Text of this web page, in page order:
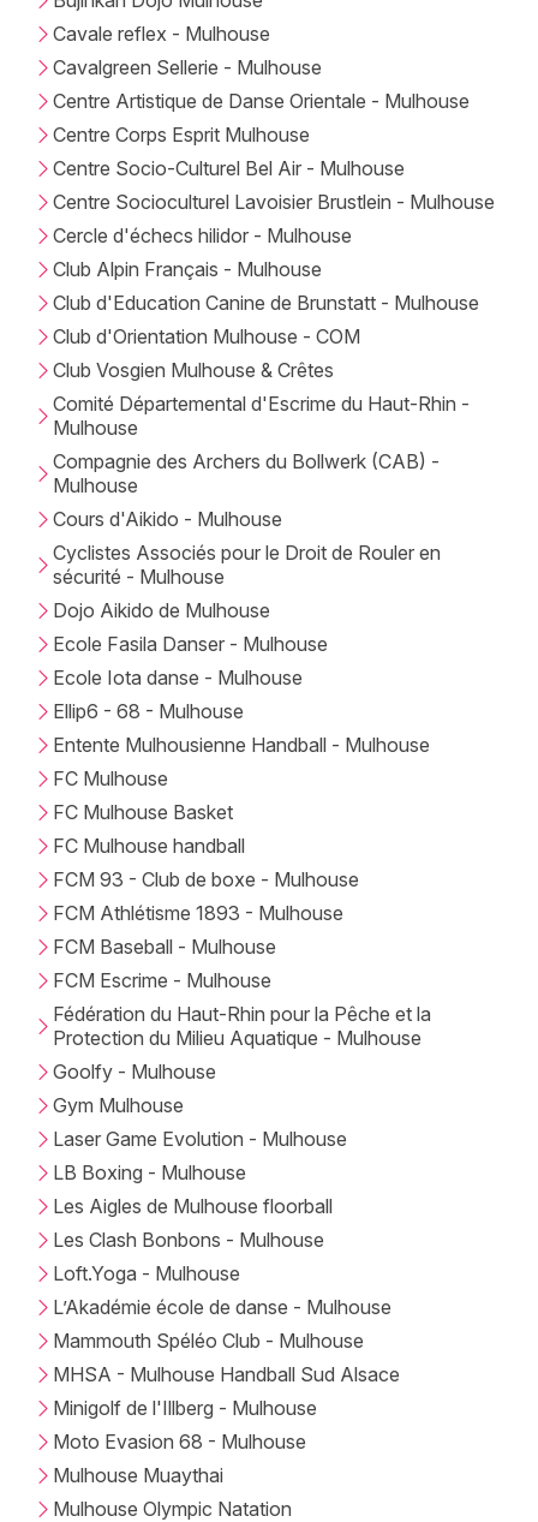
Cavale reflex - Mulhouse
Cavalgreen Sellerie - Mulhouse
Centre Artistique de Danse Orientale - Mulhouse
Centre Corps Esprit Mulhouse
Centre Socio-Culturel Bel Air - Mulhouse
Centre Socioculturel Lavoisier Brustlein - Mulhouse
Cercle d'échecs hilidor - Mulhouse
Club Alpin Français - Mulhouse
Club d'Education Canine de Brunstatt - Mulhouse
Club d'Orientation Mulhouse - COM
Club Vosgien Mulhouse & Crêtes
Comité Départemental d'Escrime du Haut-Rhin -
Mulhouse
Compagnie des Archers du Bollwerk (CAB) -
Mulhouse
Cours d'Aikido - Mulhouse
Cyclistes Associés pour le Droit de Rouler en
sécurité - Mulhouse
Dojo Aikido de Mulhouse
Ecole Fasila Danser - Mulhouse
Ecole Iota danse - Mulhouse
Ellip6 - 68 - Mulhouse
Entente Mulhousienne Handball - Mulhouse
FC Mulhouse
FC Mulhouse Basket
FC Mulhouse handball
FCM 93 - Club de boxe - Mulhouse
FCM Athlétisme 1893 - Mulhouse
FCM Baseball - Mulhouse
FCM Escrime - Mulhouse
Fédération du Haut-Rhin pour la Pêche et la
Protection du Milieu Aquatique - Mulhouse
Goolfy - Mulhouse
Gym Mulhouse
Laser Game Evolution - Mulhouse
LB Boxing - Mulhouse
Les Aigles de Mulhouse floorball
Les Clash Bonbons - Mulhouse
Loft.Yoga - Mulhouse
L’Akadémie école de danse - Mulhouse
Mammouth Spéléo Club - Mulhouse
MHSA - Mulhouse Handball Sud Alsace
Minigolf de l'Illberg - Mulhouse
Moto Evasion 68 - Mulhouse
Mulhouse Muaythai
Mulhouse Olympic Natation